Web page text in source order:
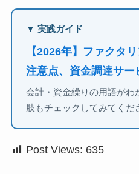
▼ 実践ガイド
【2026年】ファクタ
注意点、資金調達サ
会計・資金繰りの用語がわ
肢もチェックしてみてくだ
Post Views: 635